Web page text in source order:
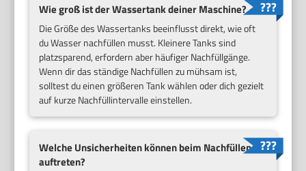
Wie groß ist der Wassertank deiner Maschine?
Die Größe des Wassertanks beeinflusst direkt, wie oft
du Wasser nachfüllen musst. Kleinere Tanks sind
platzsparend, erfordern aber häufiger Nachfüllgänge.
Wenn dir das ständige Nachfüllen zu mühsam ist,
solltest du einen größeren Tank wählen oder dich gezielt
auf kurze Nachfüllintervalle einstellen.
Welche Unsicherheiten können beim Nachfüllen
auftreten?